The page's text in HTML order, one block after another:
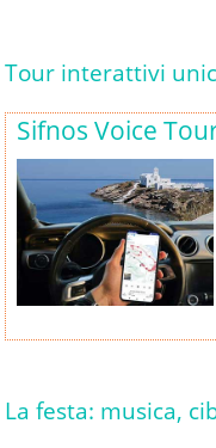
Tour interattivi
Sifnos Voice
La festa: musica,